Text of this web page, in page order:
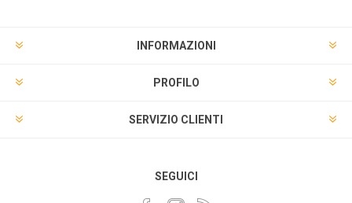
INFORMAZIONI
PROFILO
SERVIZIO CLIENTI
SEGUICI